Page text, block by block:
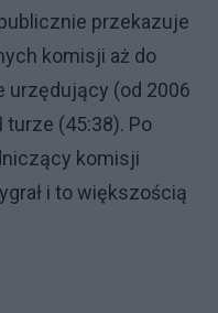
przekazuje
komisji aż do
urzędujący (od 2006
turze (45:38). Po
komisji
i to większością